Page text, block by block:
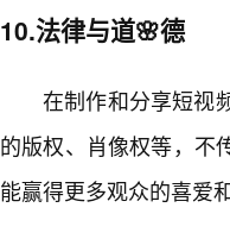
10.法律与道🌸德
在制作和分享短视
的版权、肖像权等，不
能赢得更多观众的喜爱